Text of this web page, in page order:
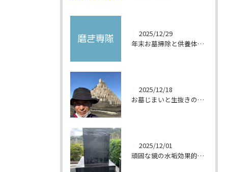
2025/12/29
年末お墓掃除と供養体験の記録
2025/12/18
お墓じまいと生抜きの供養意味解説
2025/12/01
頑固な鏡の水垢効果的掃除法